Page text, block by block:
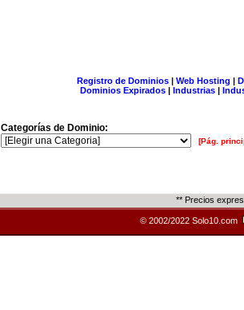
Registro de Dominios| Web Hosting |
Dominios Expirados | Industrias |
Categorías de Dominio:
[Pág.
** Precios
© 2002/2022 Solo10.com